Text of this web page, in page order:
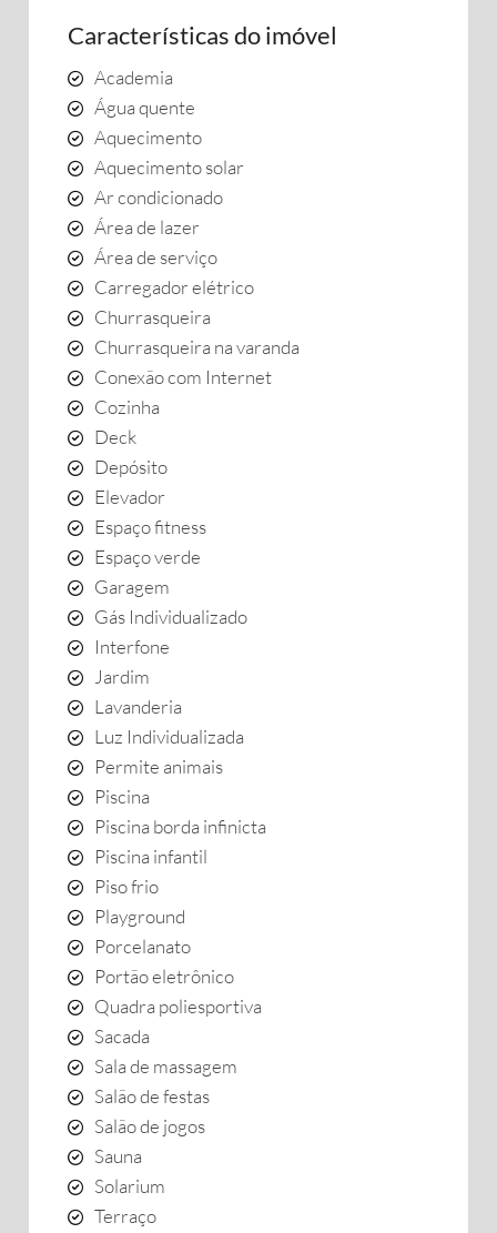
Características do imóvel
Academia
Água quente
Aquecimento
Aquecimento solar
Ar condicionado
Área de lazer
Área de serviço
Carregador elétrico
Churrasqueira
Churrasqueira na varanda
Conexão com Internet
Cozinha
Deck
Depósito
Elevador
Espaço fitness
Espaço verde
Garagem
Gás Individualizado
Interfone
Jardim
Lavanderia
Luz Individualizada
Permite animais
Piscina
Piscina borda infinicta
Piscina infantil
Piso frio
Playground
Porcelanato
Portão eletrônico
Quadra poliesportiva
Sacada
Sala de massagem
Salão de festas
Salão de jogos
Sauna
Solarium
Terraço